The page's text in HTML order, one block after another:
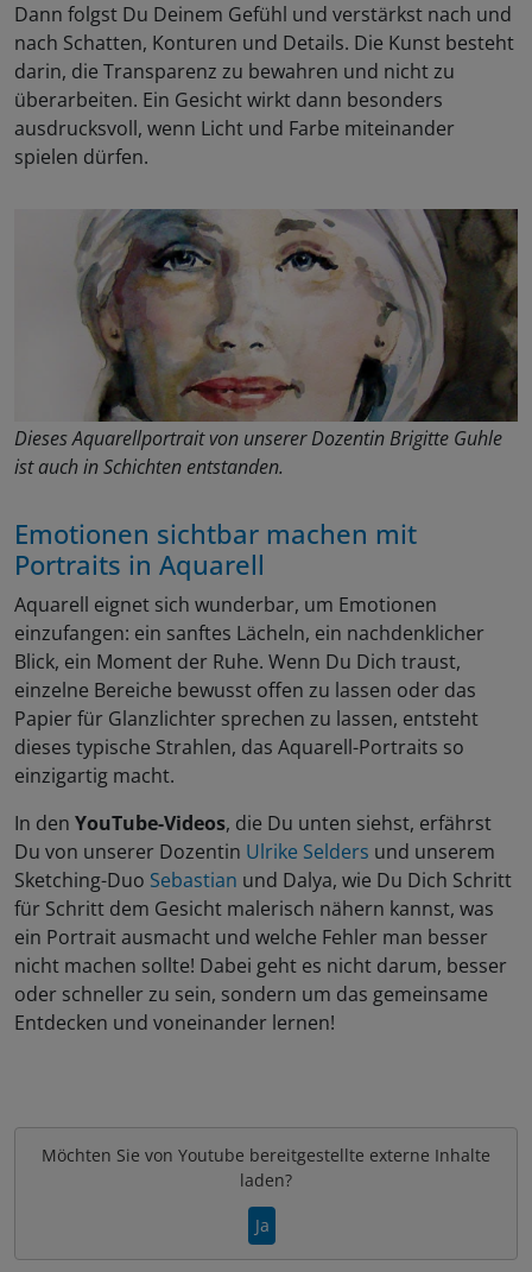
Dann folgst Du Deinem Gefühl und verstärkst nach und
nach Schatten, Konturen und Details. Die Kunst besteht
darin, die Transparenz zu bewahren und nicht zu
überarbeiten. Ein Gesicht wirkt dann besonders
ausdrucksvoll, wenn Licht und Farbe miteinander
spielen dürfen.
Dieses Aquarellportrait von unserer Dozentin Brigitte Guhle
ist auch in Schichten entstanden.
Emotionen sichtbar machen mit
Portraits in Aquarell
Aquarell eignet sich wunderbar, um Emotionen
einzufangen: ein sanftes Lächeln, ein nachdenklicher
Blick, ein Moment der Ruhe. Wenn Du Dich traust,
einzelne Bereiche bewusst offen zu lassen oder das
Papier für Glanzlichter sprechen zu lassen, entsteht
dieses typische Strahlen, das Aquarell-Portraits so
einzigartig macht.
In den YouTube-Videos, die Du unten siehst, erfährst
Du von unserer Dozentin Ulrike Selders und unserem
Sketching-Duo Sebastian und Dalya, wie Du Dich Schritt
für Schritt dem Gesicht malerisch nähern kannst, was
ein Portrait ausmacht und welche Fehler man besser
nicht machen sollte! Dabei geht es nicht darum, besser
oder schneller zu sein, sondern um das gemeinsame
Entdecken und voneinander lernen!
Möchten Sie von Youtube bereitgestellte externe Inhalte
laden?
Ja